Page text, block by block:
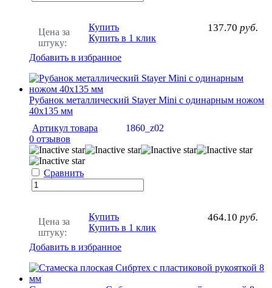
Цена за
штуку:
137.70 руб.
Купить
Купить в 1 клик
Добавить в избранное
Рубанок металлический Stayer Mini с одинарным ножом
40х135 мм
Артикул товара
1860_z02
0 отзывов
Сравнить
Цена за
штуку:
464.10 руб.
Купить
Купить в 1 клик
Добавить в избранное